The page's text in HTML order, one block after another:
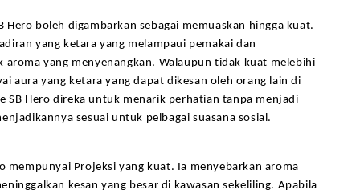
Hero boleh digambarkan sebagai memuaskan hingga kuat.
yang ketara yang melampaui pemakai dan
aroma yang menyenangkan. Walaupun tidak kuat melebihi
aura yang ketara yang dapat dikesan oleh orang lain di
SB Hero direka untuk menarik perhatian tanpa menjadi
sesuai untuk pelbagai suasana sosial.
mempunyai Projeksi yang kuat. Ia menyebarkan aroma
kesan yang besar di kawasan sekeliling. Apabila